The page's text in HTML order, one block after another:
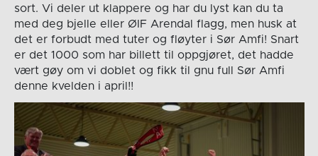
sort. Vi deler ut klappere og har du lyst kan du ta
med deg bjelle eller ØIF Arendal flagg, men husk at
det er forbudt med tuter og fløyter i Sør Amfi! Snart
er det 1000 som har billett til oppgjøret, det hadde
vært gøy om vi doblet og fikk til gnu full Sør Amfi
denne kvelden i april!!